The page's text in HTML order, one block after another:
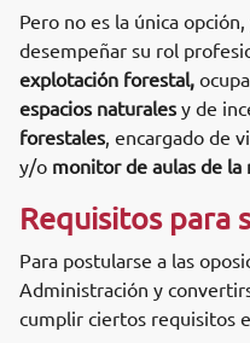
Pero no es la única opción,
desempeñar su rol
explotación forestal,
espacios naturales y de
forestales, encargado de
y/o monitor de aulas de la
Requisitos para
Para postularse a las
Administración y
cumplir ciertos requisitos